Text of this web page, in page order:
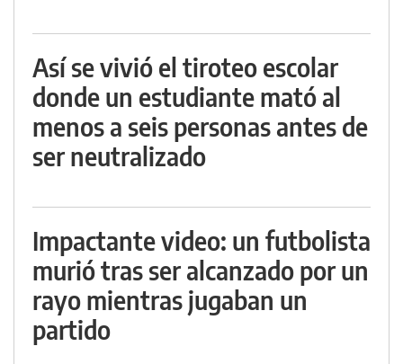
Así se vivió el tiroteo escolar
donde un estudiante mató al
menos a seis personas antes de
ser neutralizado
Impactante video: un futbolista
murió tras ser alcanzado por un
rayo mientras jugaban un
partido